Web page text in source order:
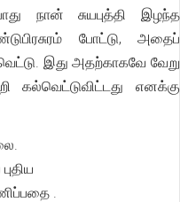
நான் சுயபுத்தி இழந்த
போட்டு, அதைப்
இது அதற்காகவே வேறு
எனக்கு
.